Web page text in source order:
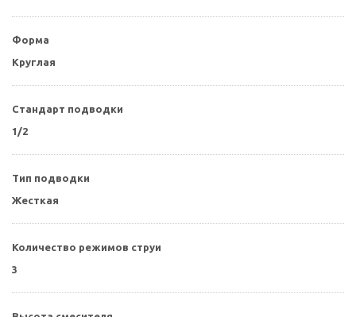
Форма
Круглая
Стандарт подводки
1/2
Тип подводки
Жесткая
Количество режимов струи
3